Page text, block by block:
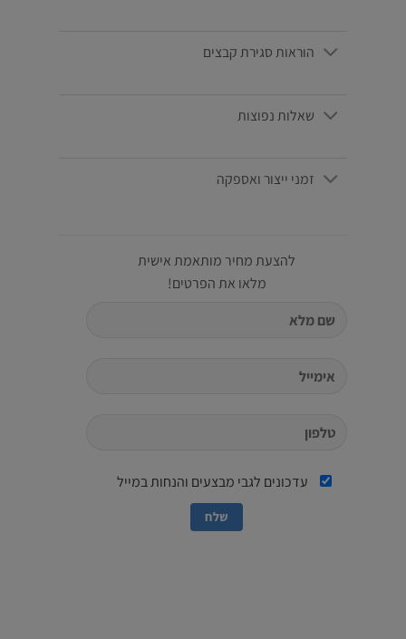
הוראות סגירת קבצים
שאלות נפוצות
זמני ייצור ואספקה
להצעת מחיר מותאמת אישית
מלאו את הפרטים!
עדכונים לגבי מבצעים והנחות במייל